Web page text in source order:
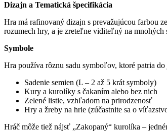
Dizajn a Tematická špecifikácia
Hra má rafinovaný dizajn s prevažujúcou farbou
rozumech hry, a je zreteľne viditeľný na
Symbole
Hra používa rôznu sadu symboľov, ktoré patria
Sadenie semien (L – 2 až 5 krát symboly)
Kury a kurolíky s čakaním alebo bez nich
Zelené listie, vzhľadom na prirodzenosť
Hry a žreby na hrie (zúčastnite sa o
Hráč môže tiež nájsť „Zakopaný“ kurolíka –